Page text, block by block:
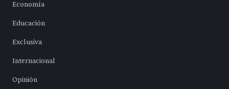
Economía
Educación
Exclusiva
Internacional
Opinión